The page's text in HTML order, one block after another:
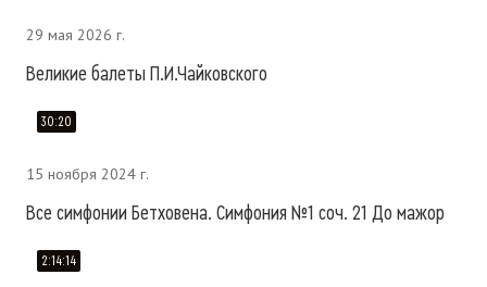
29 мая 2026 г.
Великие балеты П.И.Чайковского
30:20
15 ноября 2024 г.
Все симфонии Бетховена. Симфония №1 соч. 21 До мажор
2:14:14